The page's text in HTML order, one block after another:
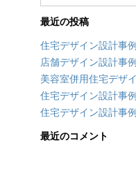
最近の投稿
住宅デザイン設計事
店舗デザイン設計事
美容室併用住宅デザ
住宅デザイン設計事
住宅デザイン設計事
最近のコメント